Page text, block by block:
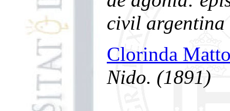
civil argentina
Clorinda
Nido. (1891)